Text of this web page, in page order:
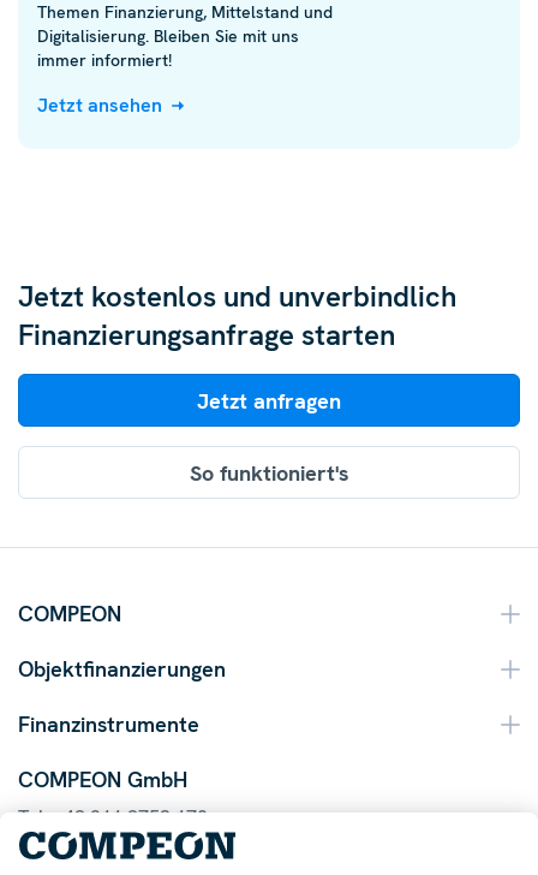
Themen Finanzierung, Mittelstand und
Digitalisierung. Bleiben Sie mit uns
immer informiert!
Jetzt ansehen
Jetzt kostenlos und unverbindlich
Finanzierungsanfrage starten
Jetzt anfragen
So funktioniert's
COMPEON
Objektfinanzierungen
Finanzinstrumente
COMPEON GmbH
Tel. +49 211 9753 170
Mail info@compeon.de